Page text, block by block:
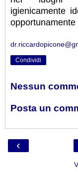
igienicamente
opportunamente
Condividi
Nessun
Posta un
‹